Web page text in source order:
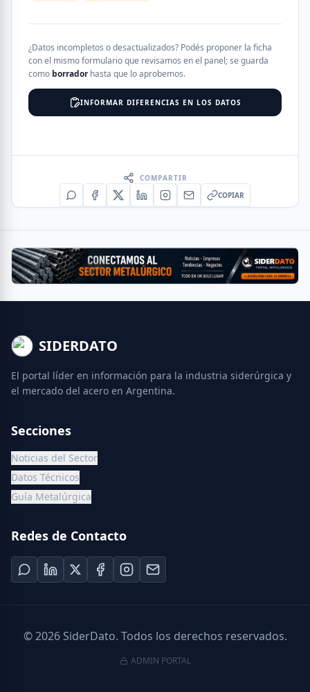
¿Datos incompletos o desactualizados? Podés proponer la ficha
con el mismo formulario que revisamos en el panel; se guarda
como borradorhasta que lo aprobemos.
INFORMAR DIFERENCIAS EN LOS DATOS
COMPARTIR
COPIAR
SIDERDATO
El portal líder en información para la industria siderúrgica y
el mercado del acero en Argentina.
Secciones
Noticias del Sector
Datos Técnicos
Guía Metalúrgica
Redes de Contacto
©2026SiderDato. Todos los derechos reservados.
ADMIN PORTAL